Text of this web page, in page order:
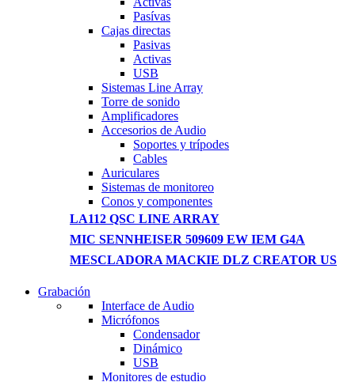
Pasívas
Cajas directas
Pasivas
Activas
USB
Sistemas Line Array
Torre de sonido
Amplificadores
Accesorios de Audio
Soportes y trípodes
Cables
Auriculares
Sistemas de monitoreo
Conos y componentes
LA112 QSC LINE ARRAY
MIC SENNHEISER 509609 EW IEM G4A
MESCLADORA MACKIE DLZ CREATOR US
Grabación
Interface de Audio
Micrófonos
Condensador
Dinámico
USB
Monitores de estudio